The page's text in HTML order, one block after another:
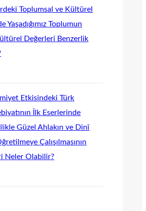
Toplumsal ve Kültürel
Yaşadığımız Toplumun
Değerleri Benzerlik
Etkisindeki Türk
İlk Eserlerinde
Güzel Ahlakın ve Dinî
Çalışılmasının
Neler Olabilir?